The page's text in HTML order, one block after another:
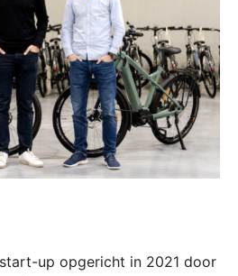
up opgericht in 2021 door